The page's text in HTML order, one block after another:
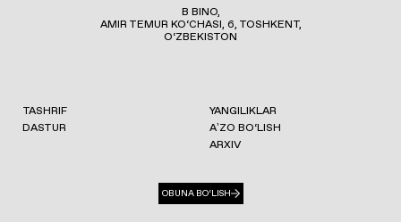
B BINO,
AMIR TEMUR KO‘CHASI, 6, TOSHKENT,
O‘ZBEKISTON
TASHRIF
DASTUR
YANGILIKLAR
AʼZO BO‘LISH
ARXIV
OBUNA BO‘LISH